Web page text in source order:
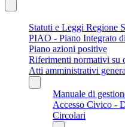
Statuti e Leggi Regione
PIAO - Piano Integrato
Piano azioni positive
Riferimenti normativi su
Atti amministrativi
Manuale di
Accesso Civico -
Circolari